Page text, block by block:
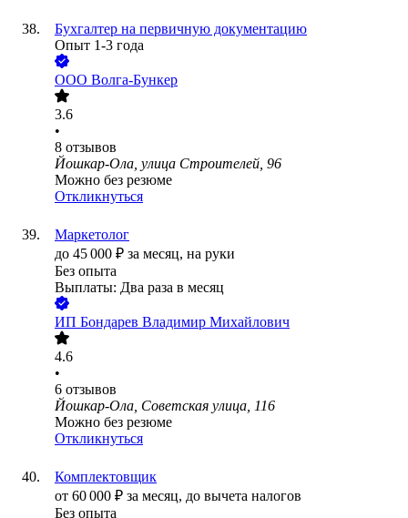
Бухгалтер на первичную документацию
Опыт 1-3 года
ООО Волга-Бункер
3.6
•
8 отзывов
Йошкар-Ола, улица Строителей, 96
Можно без резюме
Откликнуться
Маркетолог
до 45 000 ₽ за месяц, на руки
Без опыта
Выплаты: Два раза в месяц
ИП Бондарев Владимир Михайлович
4.6
•
6 отзывов
Йошкар-Ола, Советская улица, 116
Можно без резюме
Откликнуться
Комплектовщик
от 60 000 ₽ за месяц, до вычета налогов
Без опыта